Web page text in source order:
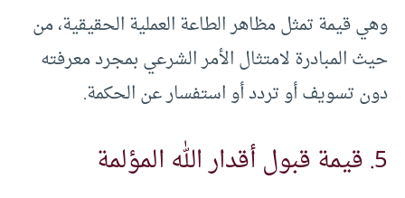
وهي قيمة تمثل مظاهر الطاعة العملية الحقيقية، من
حيث المبادرة لامتثال الأمر الشرعي بمجرد معرفته
دون تسويف أو تردد أو استفسار عن الحكمة.
5. قيمة قبول أقدار الله المؤلمة